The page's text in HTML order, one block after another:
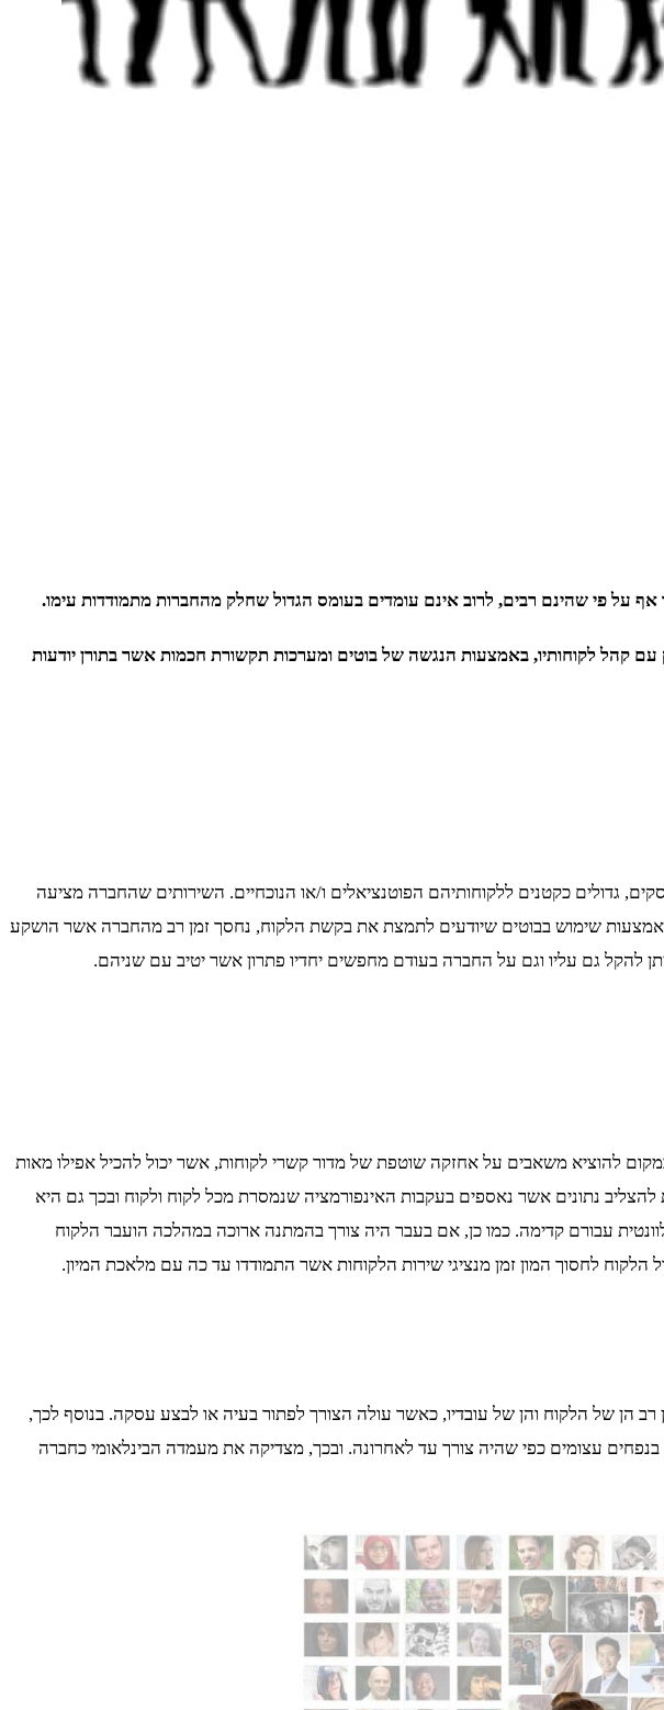
על פי שהינם רבים, לרוב אינם עומדים בעומס הגדול שחלק מהחברות מתמודדות עימו.
קהל לקוחותיו, באמצעות הנגשה של בוטים ומערכות תקשורת חכמות אשר בתורן יודעות
גדולים כקטנים ללקוחותיהם הפוטנציאלים ו/או הנוכחיים. השירותים שהחברה מציעה
שימוש בבוטים שיודעים לתמצת את בקשת הלקוח, נחסך זמן רב מהחברה אשר הושקע
להקל גם עליו וגם על החברה בעודם מחפשים יחדיו פתרון אשר יטיב עם שניהם.
להוציא משאבים על אחזקה שוטפת של מדור קשרי לקוחות, אשר יכול להכיל אפילו מאות
נתונים אשר נאספים בעקבות האינפורמציה שנמסרת מכל לקוח ולקוח ובכך גם היא
עבורם קדימה. כמו כן, אם בעבר היה צורך בהמתנה ארוכה במהלכה הועבר הלקוח
לחסוך המון זמן מנציגי שירות הלקוחות אשר התמודדו עד כה עם מלאכת המיון.
הן של הלקוח והן של עובדיו, כאשר עולה הצורך לפתור בעיה או לבצע עסקה. בנוסף לכך,
עצומים כפי שהיה צורך עד לאחרונה. ובכך, מצדיקה את מעמדה הבינלאומי כחברה